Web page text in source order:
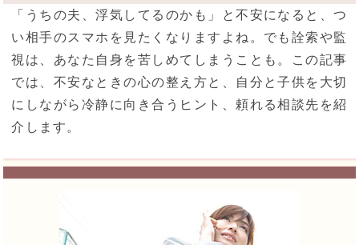
「うちの夫、浮気してるのかも」と不安になると、つ
い相手のスマホを見たくなりますよね。でも詮索や監
視は、あなた自身を苦しめてしまうことも。この記事
では、不安なときの心の整え方と、自分と子供を大切
にしながら冷静に向き合うヒント、頼れる相談先を紹
介します。